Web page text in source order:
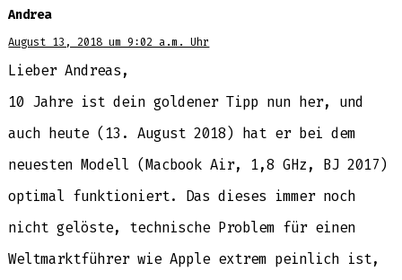
Andrea
August 13, 2018 um 9:02 a.m. Uhr
Lieber Andreas,
10 Jahre ist dein goldener Tipp nun her, und
auch heute (13. August 2018) hat er bei dem
neuesten Modell (Macbook Air, 1,8 GHz, BJ 2017)
optimal funktioniert. Das dieses immer noch
nicht gelöste, technische Problem für einen
Weltmarktführer wie Apple extrem peinlich ist,